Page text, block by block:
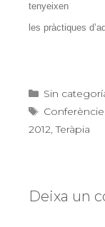
tenyeixen
les pràctiques
Categories
Sin
Etiquetes
2012,Teràpia
Deixa un